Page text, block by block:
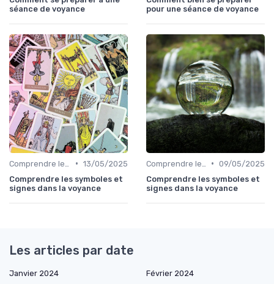
séance de voyance
pour une séance de voyance
• 13/05/2025
Comprendre les symboles et
signes dans la voyance
• 09/05/2025
Comprendre les symboles et
signes dans la voyance
Les articles par date
Janvier 2024
Février 2024